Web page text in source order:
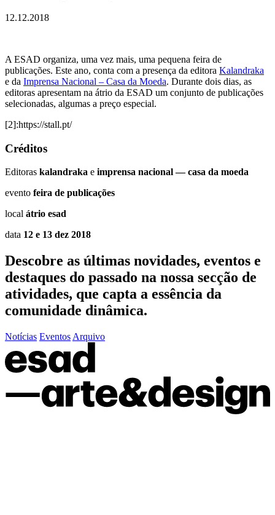
12.12.2018
A ESAD organiza, uma vez mais, uma pequena feira de
publicações. Este ano, conta com a presença da editora Kalandraka
e da Imprensa Nacional – Casa da Moeda. Durante dois dias, as
editoras apresentam na átrio da ESAD um conjunto de publicações
selecionadas, algumas a preço especial.
[2]:https://stall.pt/
Créditos
Editoras kalandraka e imprensa nacional — casa da moeda
evento feira de publicações
local átrio esad
data 12 e 13 dez 2018
Descobre as últimas novidades, eventos e
destaques do passado na nossa secção de
atividades, que capta a essência da
comunidade dinâmica.
Notícias Eventos Arquivo